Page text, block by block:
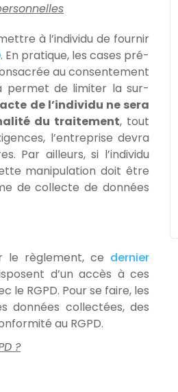
à l’individu de fournir
. En pratique, les cases pré-
au consentement
permet de limiter la sur-
de l’individu ne sera
du traitement, tout
l’entreprise devra
Par ailleurs, si l’individu
manipulation doit être
de collecte de données
le règlement, ce dernier
d’un accès à ces
RGPD. Pour se faire, les
données collectées, des
au RGPD.
?